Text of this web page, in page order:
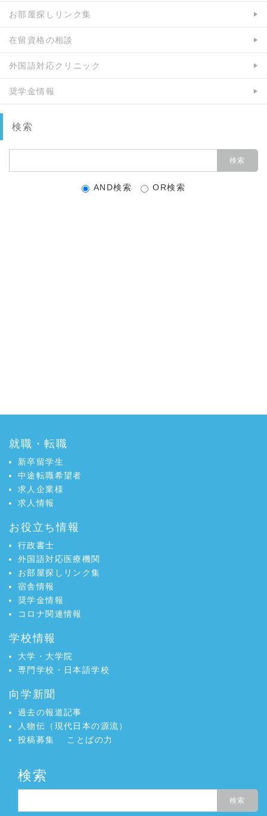
お部屋探しリンク集
在留資格の相談
外国語対応クリニック
奨学金情報
検索
AND検索 OR検索
就職・転職
新卒留学生
中途転職希望者
求人企業様
求人情報
お役立ち情報
行政書士
外国語対応医療機関
お部屋探しリンク集
宿舎情報
奨学金情報
コロナ関連情報
学校情報
大学・大学院
専門学校・日本語学校
向学新聞
過去の報道記事
人物伝（現代日本の源流）
投稿募集
ことばの力
検索